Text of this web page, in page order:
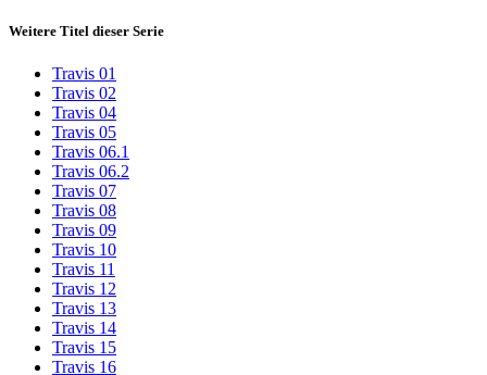
Weitere Titel dieser Serie
Travis 01
Travis 02
Travis 04
Travis 05
Travis 06.1
Travis 06.2
Travis 07
Travis 08
Travis 09
Travis 10
Travis 11
Travis 12
Travis 13
Travis 14
Travis 15
Travis 16